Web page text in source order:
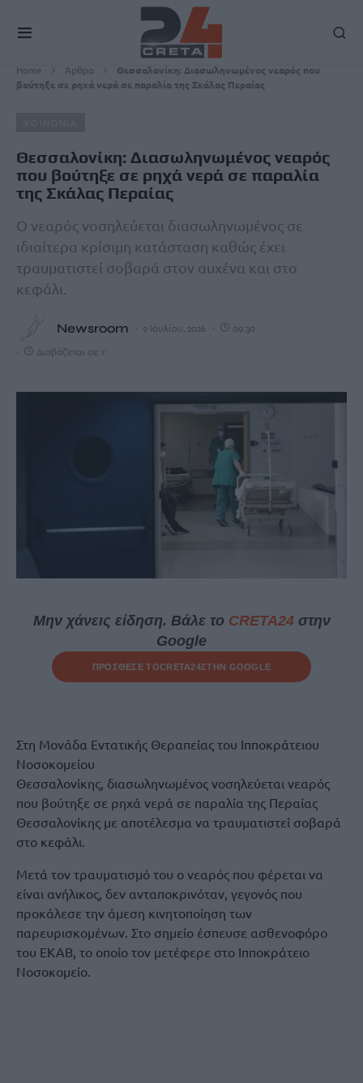
Home Άρθρα
Θεσσαλονίκη: Διασωληνωμένος νεαρός που
βούτηξε σε ρηχά νερά σε παραλία της Σκάλας Περαίας
Θεσσαλονίκη: Διασωληνωμένος νεαρός
που βούτηξε σε ρηχά νερά σε παραλία
της Σκάλας Περαίας
Ο νεαρός νοσηλεύεται διασωληνωμένος σε
ιδιαίτερα κρίσιμη κατάσταση καθώς έχει
τραυματιστεί σοβαρά στον αυχένα και στο
κεφάλι.
Newsroom 9 Ιουλίου, 2026 09:30
Διαβάζεται σε 1'
Μην χάνεις είδηση. Βάλε το CRETA24στην
Google
ΠΡΟΣΘΕΣΕ ΤΟCRETA24ΣΤΗΝ GOOGLE
Στη Μονάδα Εντατικής Θεραπείας του Ιπποκράτειου
Νοσοκομείου
Θεσσαλονίκης, διασωληνωμένος νοσηλεύεται νεαρός
που βούτηξε σε ρηχά νερά σε παραλία της Περαίας
Θεσσαλονίκης με αποτέλεσμα να τραυματιστεί σοβαρά
στο κεφάλι.
Μετά τον τραυματισμό του ο νεαρός που φέρεται να
είναι ανήλικος, δεν ανταποκρινόταν, γεγονός που
προκάλεσε την άμεση κινητοποίηση των
παρευρισκομένων. Στο σημείο έσπευσε ασθενοφόρο
του ΕΚΑΒ, το οποίο τον μετέφερε στο Ιπποκράτειο
Νοσοκομείο.